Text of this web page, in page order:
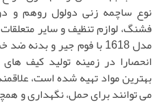
نوع ساچمه زنی دولول روهم و
فشنگ، لوازم تنظیف و سایر
انحصارا در زمینه تولید کیف
بهترین مواد تهیه شده است،
می توانند برای حمل، نگهداری و